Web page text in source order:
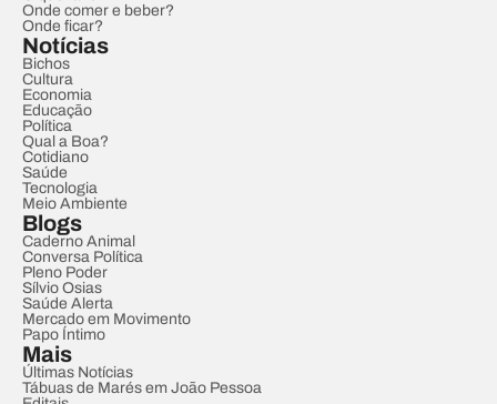
Onde comer e beber?
Onde ficar?
Notícias
Bichos
Cultura
Economia
Educação
Política
Qual a Boa?
Cotidiano
Saúde
Tecnologia
Meio Ambiente
Blogs
Caderno Animal
Conversa Política
Pleno Poder
Sílvio Osias
Saúde Alerta
Mercado em Movimento
Papo Íntimo
Mais
Últimas Notícias
Tábuas de Marés em João Pessoa